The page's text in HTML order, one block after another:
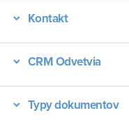
Kontakt
CRM Odvetvia
Typy dokumentov